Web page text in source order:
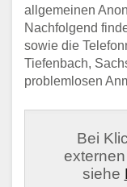
allgemeinen
Nachfolgend
sowie die
Tiefenbach,
problemlosen
Bei
siehe